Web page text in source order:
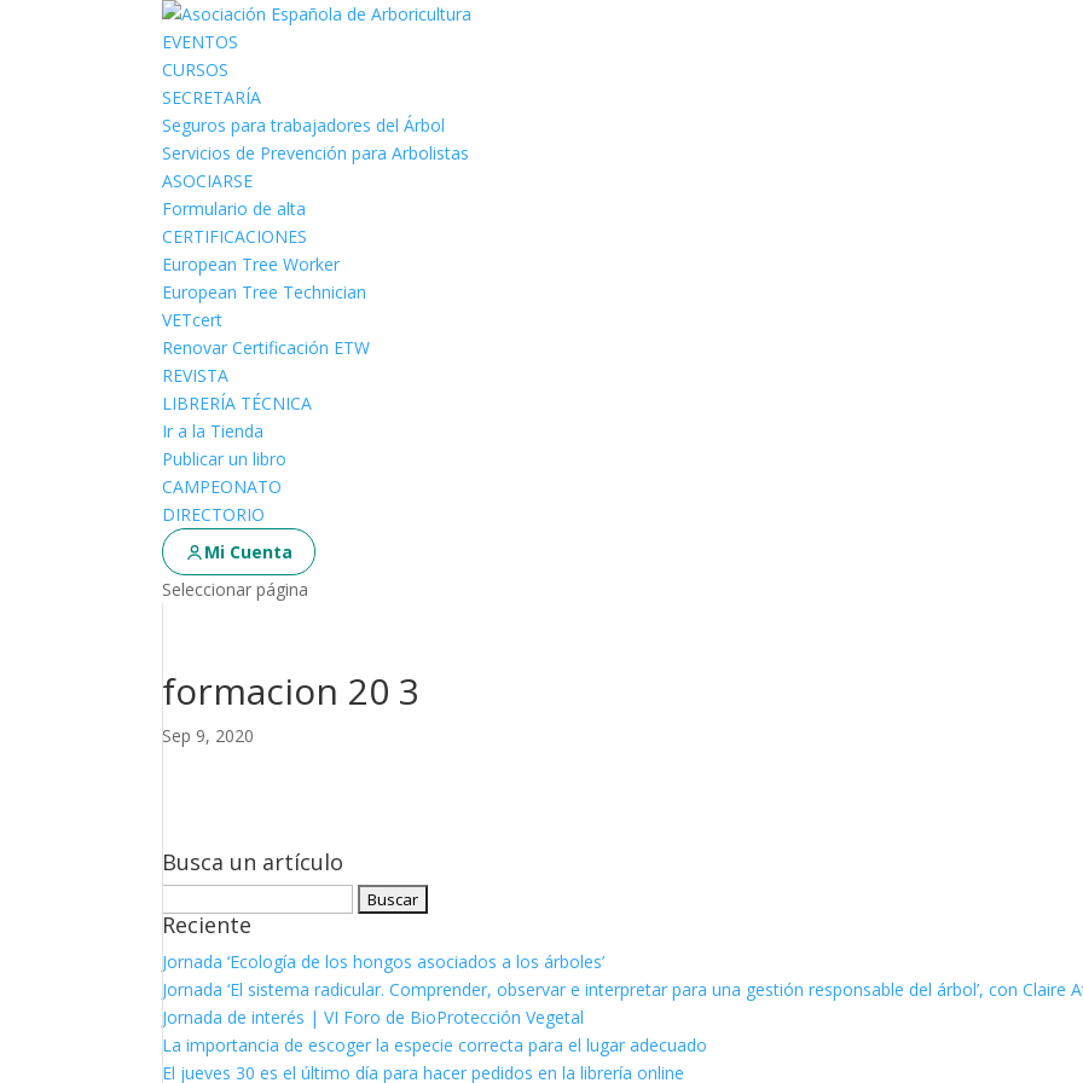
EVENTOS
CURSOS
SECRETARÍA
Seguros para trabajadores del Árbol
Servicios de Prevención para Arbolistas
ASOCIARSE
Formulario de alta
CERTIFICACIONES
European Tree Worker
European Tree Technician
VETcert
Renovar Certificación ETW
REVISTA
LIBRERÍA TÉCNICA
Ir a la Tienda
Publicar un libro
CAMPEONATO
DIRECTORIO
Mi Cuenta
Seleccionar página
formacion 20 3
Sep 9, 2020
Busca un artículo
Reciente
Jornada ‘Ecología de los hongos asociados a los árboles’
Jornada ‘El sistema radicular. Comprender, observar e interpretar para una gestión responsable del árbol’, con Claire
Jornada de interés | VI Foro de BioProtección Vegetal
La importancia de escoger la especie correcta para el lugar adecuado
El jueves 30 es el último día para hacer pedidos en la librería online